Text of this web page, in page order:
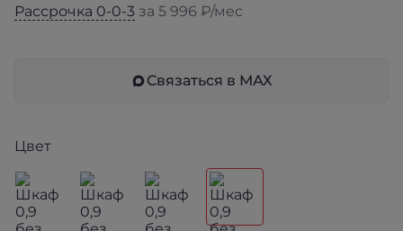
Рассрочка 0-0-3 за 5 996 ₽/мес
Связаться в МАХ
Цвет